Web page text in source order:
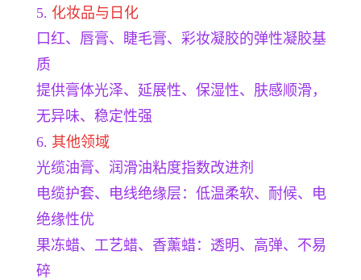
5. 化妆品与日化
口红、唇膏、睫毛膏、彩妆凝胶的弹性凝胶基
质
提供膏体光泽、延展性、保湿性、肤感顺滑，
无异味、稳定性强
6. 其他领域
光缆油膏、润滑油粘度指数改进剂
电缆护套、电线绝缘层：低温柔软、耐候、电
绝缘性优
果冻蜡、工艺蜡、香薰蜡：透明、高弹、不易
碎